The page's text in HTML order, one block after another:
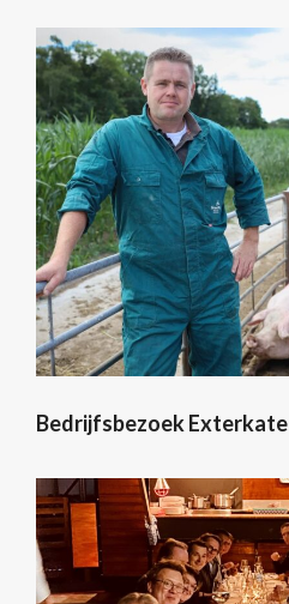
Bedrijfsbezoek Exterkate